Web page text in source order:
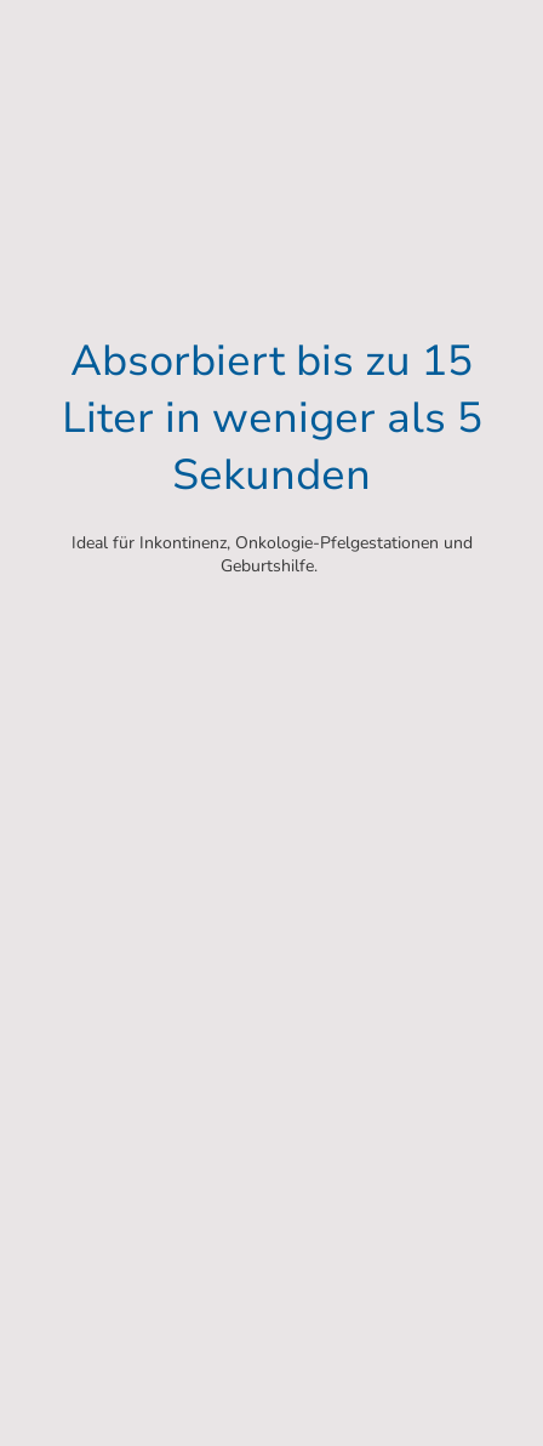
Absorbiert bis zu 15
Liter in weniger als 5
Sekunden
Ideal für Inkontinenz, Onkologie-Pfelgestationen und
Geburtshilfe.